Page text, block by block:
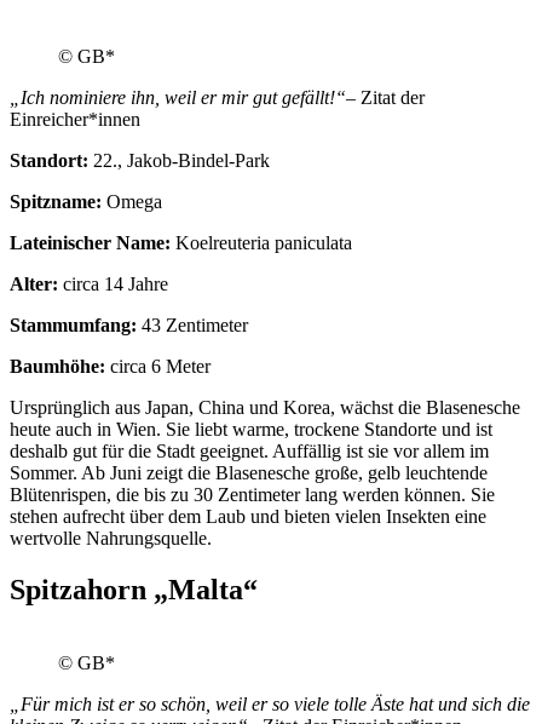
© GB*
„Ich nominiere ihn, weil er mir gut gefällt!“– Zitat der
Einreicher*innen
Standort: 22., Jakob-Bindel-Park
Spitzname: Omega
Lateinischer Name: Koelreuteria paniculata
Alter: circa 14 Jahre
Stammumfang: 43 Zentimeter
Baumhöhe: circa 6 Meter
Ursprünglich aus Japan, China und Korea, wächst die Blasenesche
heute auch in Wien. Sie liebt warme, trockene Standorte und ist
deshalb gut für die Stadt geeignet. Auffällig ist sie vor allem im
Sommer. Ab Juni zeigt die Blasenesche große, gelb leuchtende
Blütenrispen, die bis zu 30 Zentimeter lang werden können. Sie
stehen aufrecht über dem Laub und bieten vielen Insekten eine
wertvolle Nahrungsquelle.
Spitzahorn „Malta“
© GB*
„Für mich ist er so schön, weil er so viele tolle Äste hat und sich die